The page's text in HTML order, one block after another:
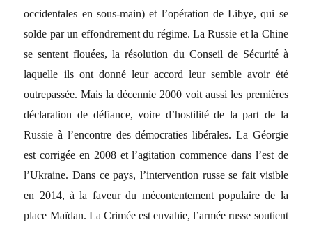
occidentales en sous-main) et l’opération de Libye, qui se
solde par un effondrement du régime. La Russie et la Chine
se sentent flouées, la résolution du Conseil de Sécurité à
laquelle ils ont donné leur accord leur semble avoir été
outrepassée. Mais la décennie 2000 voit aussi les premières
déclaration de défiance, voire d’hostilité de la part de la
Russie à l’encontre des démocraties libérales. La Géorgie
est corrigée en 2008 et l’agitation commence dans l’est de
l’Ukraine. Dans ce pays, l’intervention russe se fait visible
en 2014, à la faveur du mécontentement populaire de la
place Maïdan. La Crimée est envahie, l’armée russe soutient